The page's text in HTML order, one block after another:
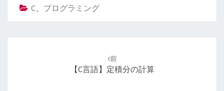
C プログラミング
前
【C言語】定積分の計算